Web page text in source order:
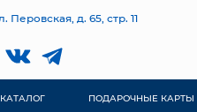
Перовская, д. 65, стр. 11
КАТАЛОГ ПОДАРОЧНЫЕ КАРТЫ